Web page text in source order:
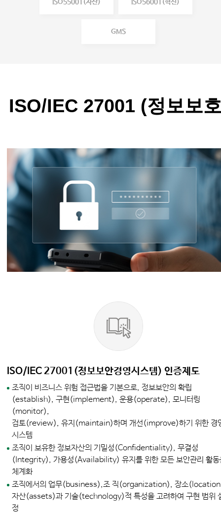
ISO55001(자산) ISO56001(혁신)
GMS
ISO/IEC 27001 (정보보
ISO/IEC 27001(정보보안경영시스템) 인증제도
조직이 비즈니스 위험 접근법을 기본으로, 정보보안의 확립
(establish), 구현(implement), 운용(operate), 모니터링
(monitor),
검토(review), 유지(maintain)하며 개선(improve)하기 위한 경
시스템
조직이 보유한 정보자산의 기밀성(Confidentiality), 무결성
(Integrity), 가용성(Availability) 유지를 위한 모든 보안관리 활동
체계화
조직에서의 업무(business),조 직(organization), 장소
자산(assets)과 기술(technology)적 특성을 고려하여 구현 범위
정